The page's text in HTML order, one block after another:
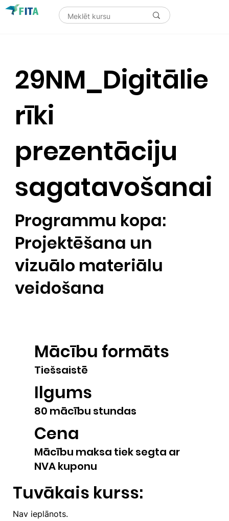
29NM_Digitālie
rīki
prezentāciju
sagatavošanai
Programmu kopa:
Projektēšana un
vizuālo materiālu
veidošana
​Mācību formāts
Tiešsaistē
Ilgums
80 mācību stundas
Cena
Mācību maksa tiek segta ar
NVA kuponu
Tuvākais kurss:
Nav ieplānots.